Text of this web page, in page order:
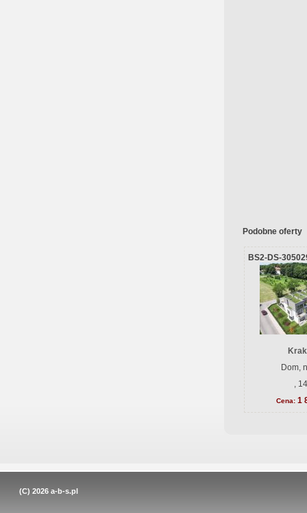
Podobne oferty
BS2-DS-
Dom,
,
Cena: 1
(C) 2026 a-b-s.pl